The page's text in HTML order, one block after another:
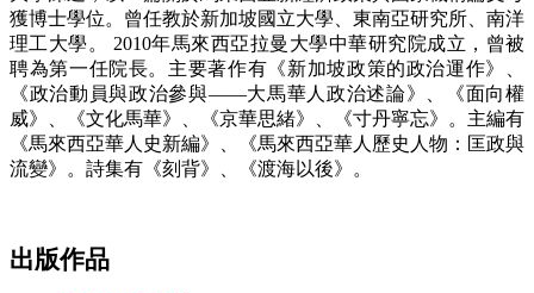
獲博士學位。曾任教於新加坡國立大學、東南亞研究所、南洋
理工大學。 2010年馬來西亞拉曼大學中華研究院成立，曾被
聘為第一任院長。主要著作有《新加坡政策的政治運作》、
《政治動員與政治參與――大馬華人政治述論》、《面向權
威》、《文化馬華》、《京華思緒》、《寸丹寧忘》。主編有
《馬來西亞華人史新編》、《馬來西亞華人歷史人物：匡政與
流變》。詩集有《刻背》、《渡海以後》。
出版作品